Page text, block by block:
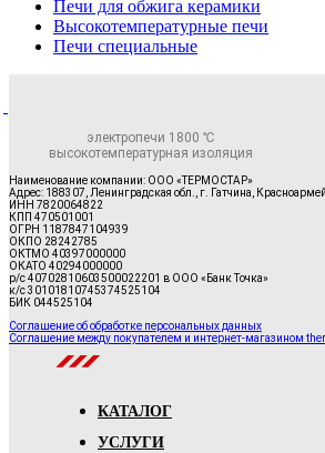
Печи для обжига керамики
Высокотемпературные печи
Печи специальные
электропечи 1800 ℃
высокотемпературная изоляция
Наименование компании: ООО «ТЕРМОСТАР»
Адрес: 188307, Ленинградская обл., г. Гатчина,
ИНН 7820064822
КПП 470501001
ОГРН 1187847104939
ОКПО 28242785
ОКТМО 40397000000
ОКАТО 40294000000
р/с 40702810603500022201 в ООО «Банк Точка»
к/с 30101810745374525104
БИК 044525104
Соглашение об обработке персональных данных
Соглашение между покупателем и интернет-магазином
КАТАЛОГ
УСЛУГИ